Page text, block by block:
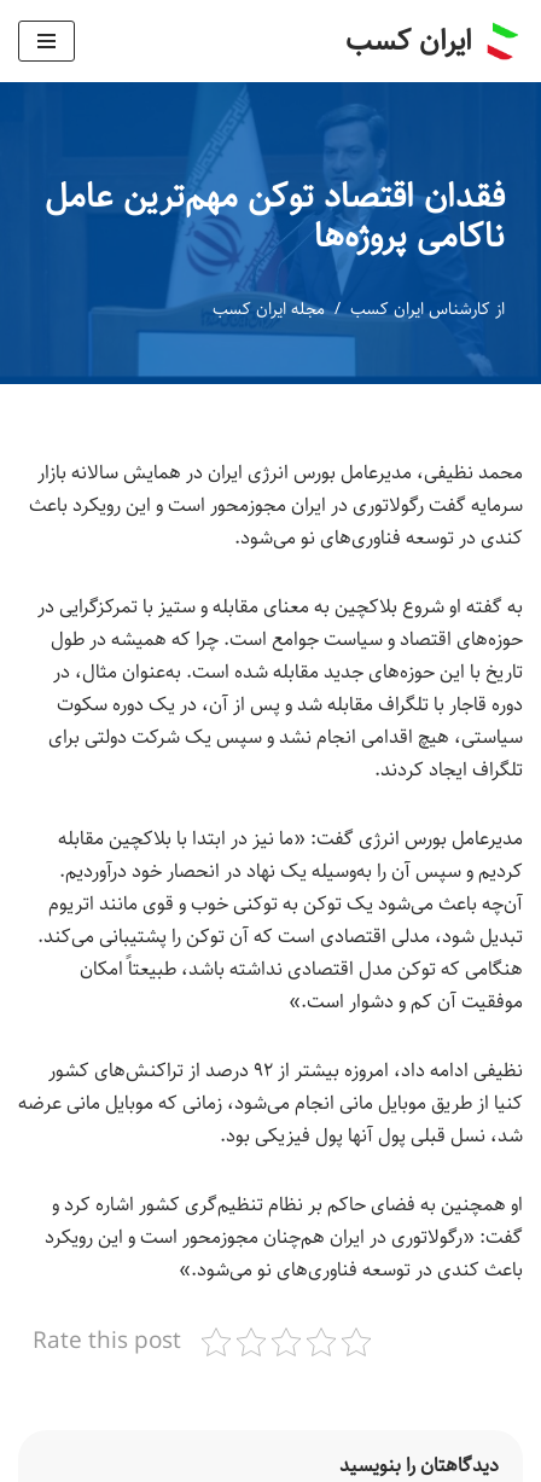
پرش
ایران کسب
فقدان اقتصاد توکن مهم‌ترین عامل
ناکامی پروژه‌ها
از کارشناس ایران کسب مجله ایران کسب
محمد نظیفی، مدیرعامل بورس انرژی ایران در همایش سالانه بازار
سرمایه گفت رگولاتوری در ایران مجوزمحور است و این رویکرد باعث
کندی در توسعه فناوری‌های نو می‌شود.
به گفته او شروع بلاکچین به معنای مقابله و ستیز با تمرکزگرایی در
حوزه‌های اقتصاد و سیاست جوامع است. چرا که همیشه در طول
تاریخ با این حوزه‌های جدید مقابله شده است. به‌عنوان مثال، در
دوره قاجار با تلگراف مقابله شد و پس از آن، در یک دوره سکوت
سیاستی، هیچ اقدامی انجام نشد و سپس یک شرکت دولتی برای
تلگراف ایجاد کردند.
مدیرعامل بورس انرژی گفت: «ما نیز در ابتدا با بلاکچین مقابله
کردیم و سپس آن را به‌وسیله یک نهاد در انحصار خود درآوردیم.
آن‌چه باعث می‌شود یک توکن به توکنی خوب و قوی مانند اتریوم
تبدیل شود، مدلی اقتصادی است که آن توکن را پشتیبانی می‌کند.
هنگامی که توکن مدل اقتصادی نداشته باشد، طبیعتاً امکان
موفقیت آن کم و دشوار است.»
نظیفی ادامه داد، امروزه بیشتر از ۹۲ درصد از تراکنش‌های کشور
کنیا از طریق موبایل مانی انجام می‌شود، زمانی که موبایل مانی عرضه
شد، نسل قبلی پول آنها پول فیزیکی بود.
او همچنین به فضای حاکم بر نظام تنظیم‌گری کشور اشاره کرد و
گفت: «رگولاتوری در ایران هم‌چنان مجوزمحور است و این رویکرد
باعث کندی در توسعه فناوری‌های نو می‌شود.»
Rate this post
دیدگاهتان را بنویسید